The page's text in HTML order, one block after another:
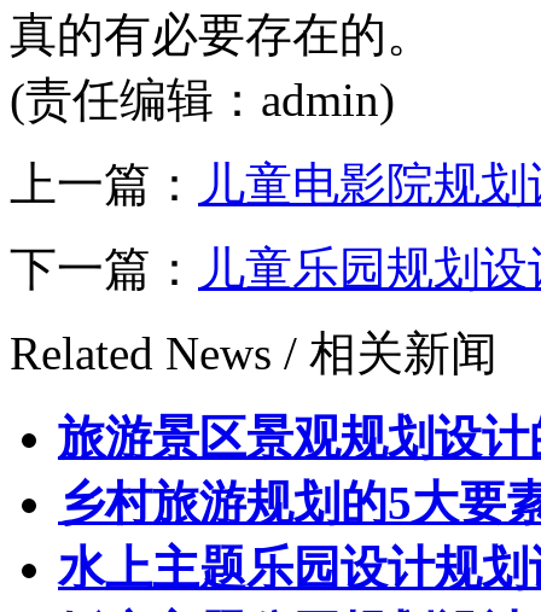
真的有必要存在的。
(责任编辑：admin)
上一篇： 儿童电影院规
下一篇： 儿童乐园规划
Related News / 相关新闻
旅游景区景观规划设计
乡村旅游规划的5大要
水上主题乐园设计规划